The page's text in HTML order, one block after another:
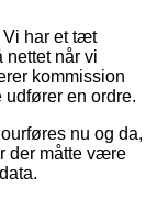
Vi har et tæt
nettet når vi
kommission
en ordre.
nu og da,
der måtte være